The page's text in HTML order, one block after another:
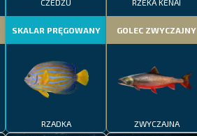
CZEDŻU
SKALAR PRĘGOWANY
RZADKA
RZEKA KENAI
GOLEC ZWYCZAJNY
ZWYCZAJNA